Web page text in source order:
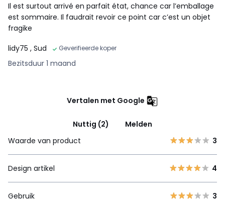
Il est surtout arrivé en parfait état, chance car l’emballage
est sommaire. Il faudrait revoir ce point car c’est un objet
fragike
lidy75 , Sud Geverifieerde koper
Bezitsduur 1 maand
Vertalen met Google
Nuttig (2)
Melden
Waarde van product
3
Design artikel 4
Gebruik 3